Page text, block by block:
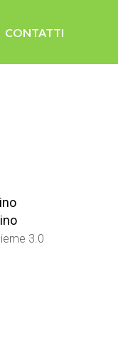
CONTATTI
3.0